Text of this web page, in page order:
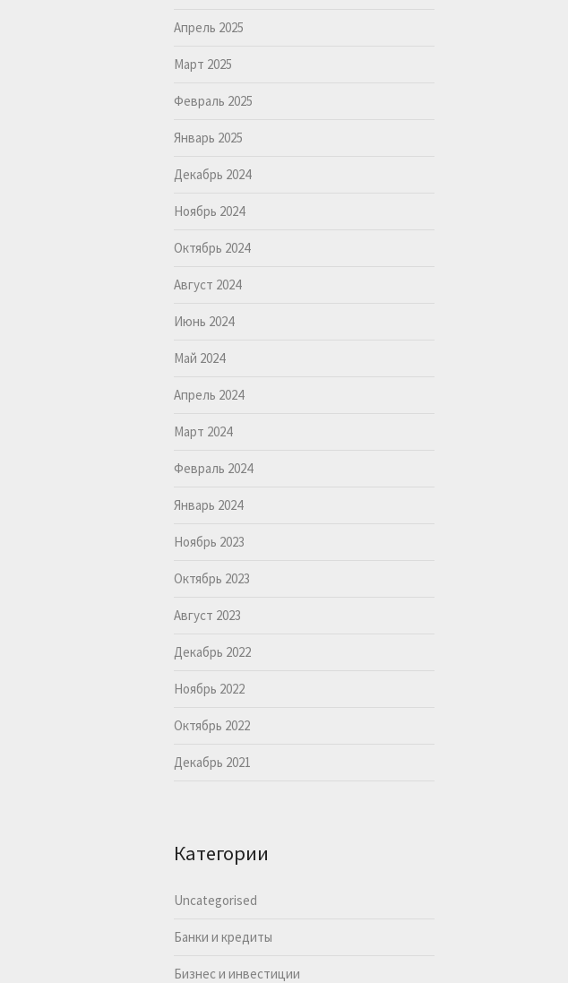
Апрель 2025
Март 2025
Февраль 2025
Январь 2025
Декабрь 2024
Ноябрь 2024
Октябрь 2024
Август 2024
Июнь 2024
Май 2024
Апрель 2024
Март 2024
Февраль 2024
Январь 2024
Ноябрь 2023
Октябрь 2023
Август 2023
Декабрь 2022
Ноябрь 2022
Октябрь 2022
Декабрь 2021
Категории
Uncategorised
Банки и кредиты
Бизнес и инвестиции